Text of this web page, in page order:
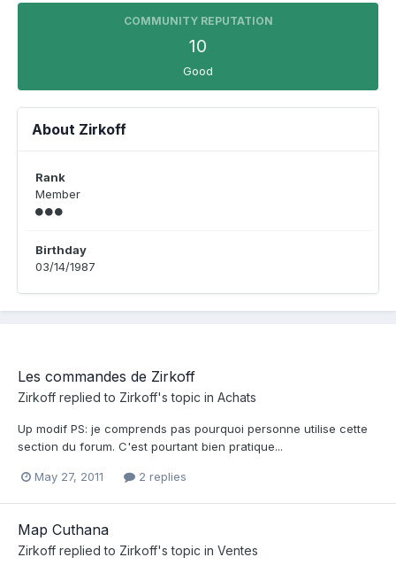
COMMUNITY REPUTATION
10
Good
About Zirkoff
Rank
Member
Birthday
03/14/1987
Les commandes de Zirkoff
Zirkoff replied to Zirkoff's topic in Achats
Up modif PS: je comprends pas pourquoi personne utilise cette
section du forum. C'est pourtant bien pratique...
May 27, 2011 2 replies
Map Cuthana
Zirkoff replied to Zirkoff's topic in Ventes